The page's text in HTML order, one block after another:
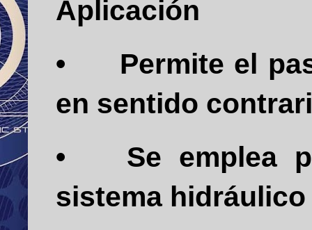
Aplicación
•
Permite el
en sentido
•
Se emplea
sistema